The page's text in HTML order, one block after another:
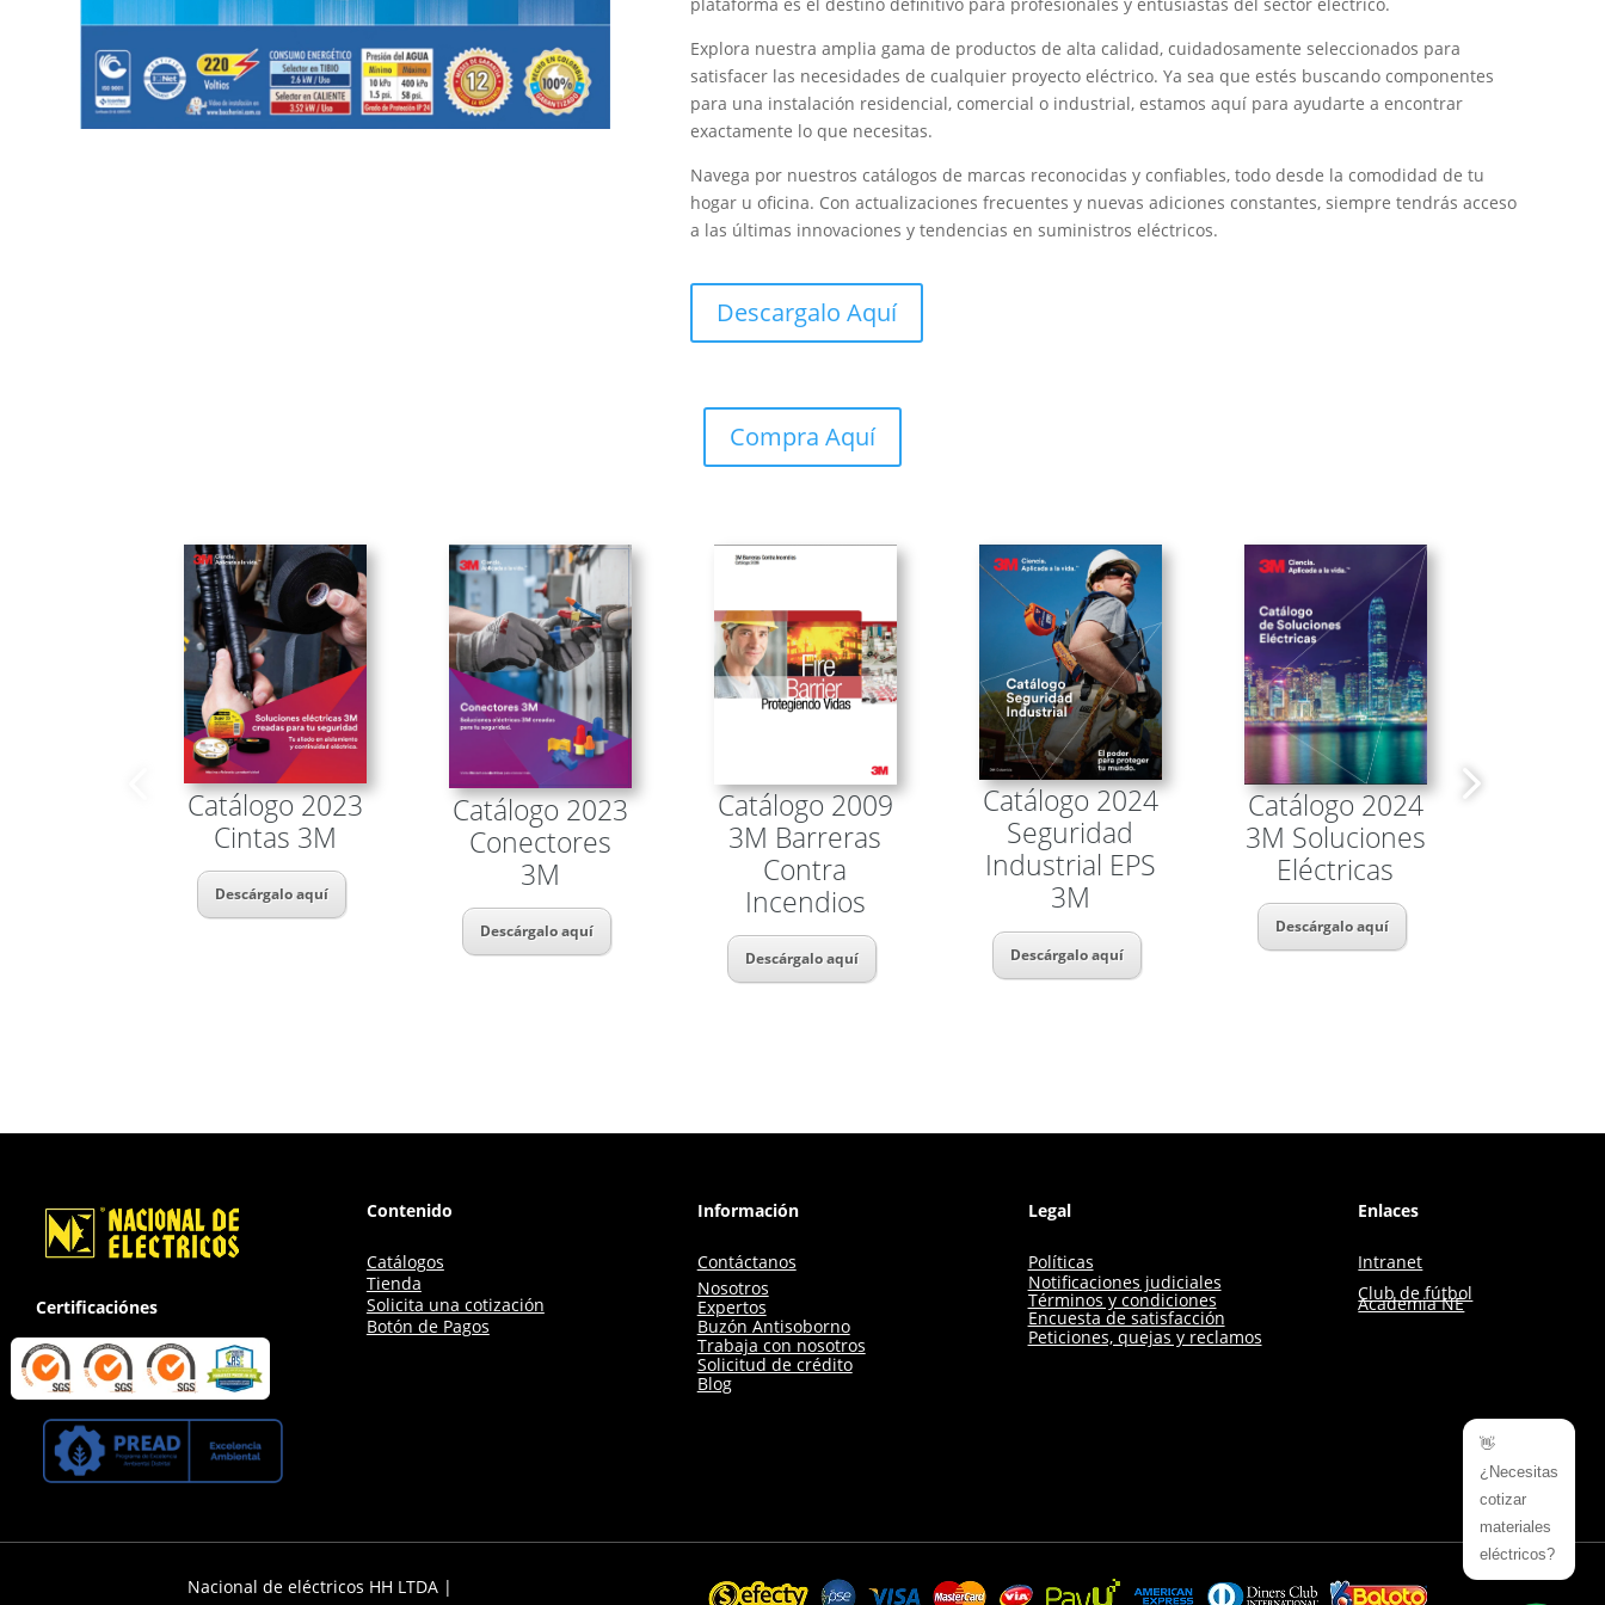
Explora nuestra amplia gama de productos de alta calidad, cuidadosamente seleccionados para
satisfacer las necesidades de cualquier proyecto eléctrico. Ya sea que estés buscando componentes
para una instalación residencial, comercial o industrial, estamos aquí para ayudarte a encontrar
exactamente lo que necesitas.
Navega por nuestros catálogos de marcas reconocidas y confiables, todo desde la comodidad de tu
hogar u oficina. Con actualizaciones frecuentes y nuevas adiciones constantes, siempre tendrás acceso
a las últimas innovaciones y tendencias en suministros eléctricos.
Descargalo Aquí
Compra Aquí
Catálogo 2023
Cintas 3M
Descárgalo aquí
Catálogo 2023
Conectores
3M
Descárgalo aquí
Catálogo 2009
3M Barreras
Contra
Incendios
Descárgalo aquí
Catálogo 2024
Seguridad
Industrial EPS
3M
Descárgalo aquí
Catálogo 2024
3M Soluciones
Eléctricas
Descárgalo aquí
Certificaciónes
Contenido
Catálogos
Tienda
Solicita una cotización
Botón de Pagos
Información
Contáctanos
Nosotros
Expertos
Buzón Antisoborno
Trabaja con nosotros
Solicitud de crédito
Blog
Legal
Políticas
Notificaciones judiciales
Términos y condiciones
Encuesta de satisfacción
Peticiones, quejas y reclamos
Enlaces
Intranet
Club de fútbol
Academia NE
👋
¿Necesitas
cotizar
materiales
eléctricos?
Nacional de eléctricos HH LTDA |